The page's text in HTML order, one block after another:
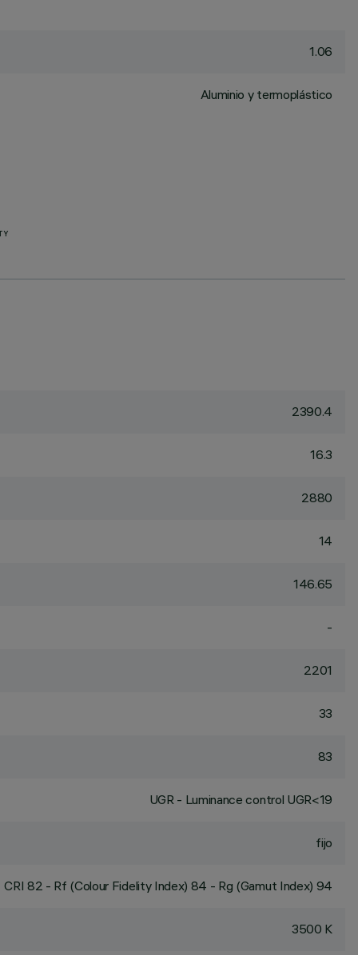
1.06
Aluminio y termoplástico
2390.4
16.3
2880
14
146.65
-
2201
33
83
UGR - Luminance control UGR<19
fijo
CRI 82 - Rf (Colour Fidelity Index) 84 - Rg (Gamut Index) 94
3500 K